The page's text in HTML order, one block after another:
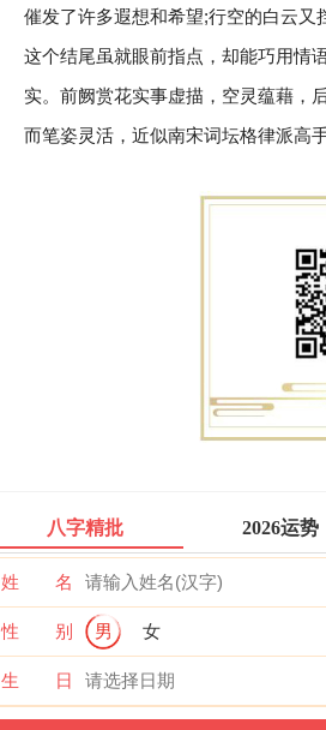
催发了许多遐想和希望;行空的白云又
这个结尾虽就眼前指点，却能巧用情
实。前阙赏花实事虚描，空灵蕴藉，
而笔姿灵活，近似南宋词坛格律派高手
八字精批 2026运势
姓 名
性 别 男 女
生 日